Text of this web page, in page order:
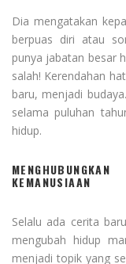
Dia mengatakan
berpuas diri atau
punya jabatan besar
salah! Kerendahan
baru, menjadi
selama puluhan
hidup.
KEMANUSIAAN
Selalu ada cerita
mengubah hidup
menjadi topik yang